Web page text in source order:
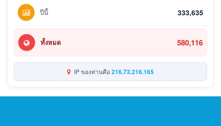
ปีนี้ 333,635
ทั้งหมด 580,116
IP ของท่านคือ216.73.216.165